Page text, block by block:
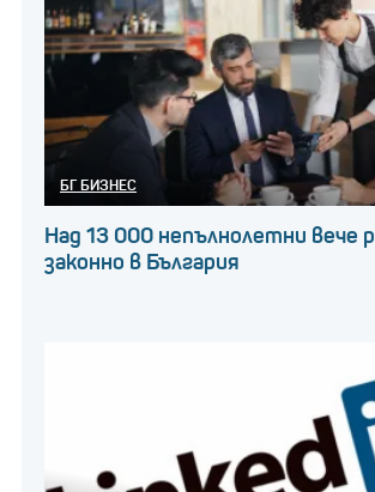
БГ БИЗНЕС
Над 13 000 непълнолетни вече
законно в България